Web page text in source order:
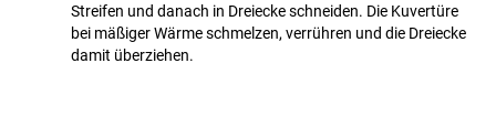
Streifen und danach in Dreiecke schneiden. Die Kuvertüre
bei mäßiger Wärme schmelzen, verrühren und die Dreiecke
damit überziehen.